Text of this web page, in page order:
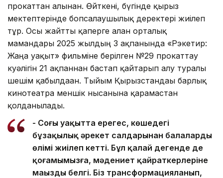
прокаттан алынған. Өйткені, бүгінде қырғыз
мектептерінде бопсалаушылық деректері жиілеп
тұр. Осы жайтты қаперге алған орталық
мамандары 2025 жылдың 3 ақпанында «Рэкетир:
Жаңа уақыт» фильміне берілген №29 прокаттау
куәлігін 21 ақпаннан бастап қайтарып алу туралы
шешім қабылдаған. Тыйым Қырғызстандағы барлық
кинотеатрға меншік нысанына қарамастан
қолданылады.
- Соңғы уақытта ерегес, көшедегі
бұзақылық әрекет салдарынан балалардың
өлімі жиілеп кетті. Бұл қалай дегенде де
қоғамымызға, мәдениет қайраткерлеріне
маңызды белгі. Біз трансформацияланып,